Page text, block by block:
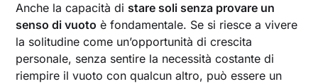
Anche la capacità di stare soli senza provare un
senso di vuoto è fondamentale. Se si riesce a vivere
la solitudine come un’opportunità di crescita
personale, senza sentire la necessità costante di
riempire il vuoto con qualcun altro, può essere un